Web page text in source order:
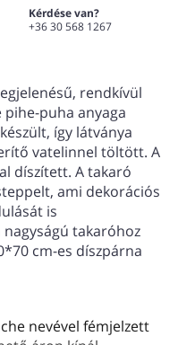
Kérdése van?
+36 30 568 1267
rendkívül
puha anyaga
így látványa
vatelinnel töltött. A
díszített. A takaró
ami dekorációs
is
nagyságú takaróhoz
cm-es díszpárna
nevével fémjelzett